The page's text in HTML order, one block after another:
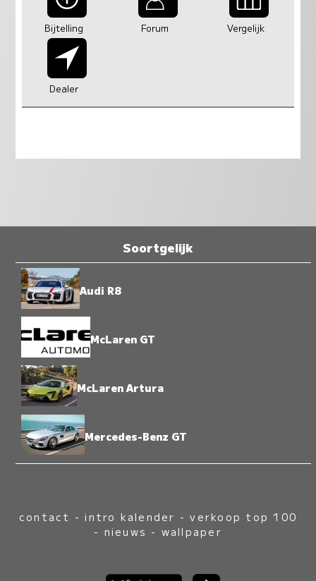
Bijtelling Forum Vergelijk
Dealer
Soortgelijk
Audi R8
McLaren GT
McLaren Artura
Mercedes-Benz GT
contact -intro kalender -verkoop top 100
- nieuws - wallpaper